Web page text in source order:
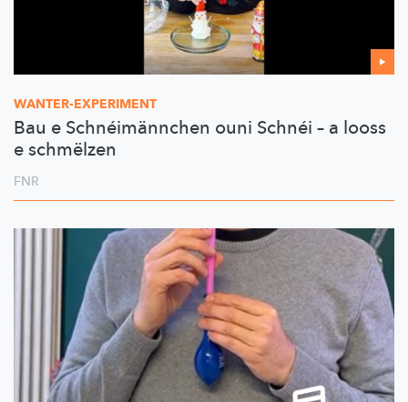
WANTER-EXPERIMENT
Bau e Schnéimännchen ouni Schnéi – a looss
e schmëlzen
FNR